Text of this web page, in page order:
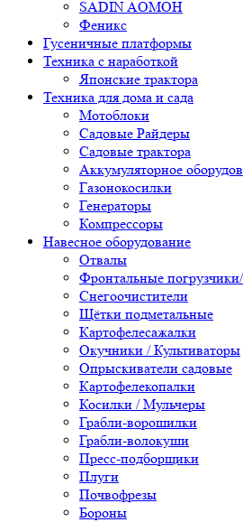
SADIN AOMOH
Феникс
Гусеничные платформы
Техника с наработкой
Японские трактора
Техника для дома и сада
Мотоблоки
Садовые Райдеры
Садовые трактора
Аккумуляторное
Газонокосилки
Генераторы
Компрессоры
Навесное оборудование
Отвалы
Фронтальные
Снегоочистители
Щётки подметальные
Картофелесажалки
Окучники / Культиваторы
Опрыскиватели садовые
Картофелекопалки
Косилки / Мульчеры
Грабли-ворошилки
Грабли-волокуши
Пресс-подборщики
Плуги
Почвофрезы
Бороны